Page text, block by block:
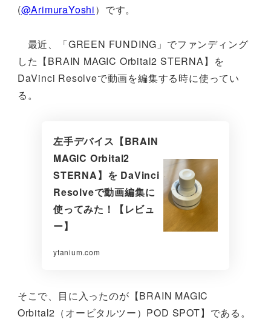
(@ArimuraYoshi）です。
最近、「GREEN FUNDING」でファンディング
した【BRAIN MAGIC Orbital2 STERNA】を
DaVinci Resolveで動画を編集する時に使ってい
る。
左手デバイス【BRAIN
MAGIC Orbital2
STERNA】を DaVinci
Resolveで動画編集に
使ってみた！【レビュ
ー】
ytanium.com
そこで、目に入ったのが【BRAIN MAGIC
Orbital2（オービタルツー）POD SPOT】である。